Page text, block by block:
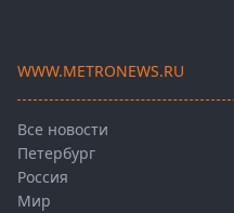
WWW.METRONEWS.RU
Все новости
Петербург
Россия
Мир